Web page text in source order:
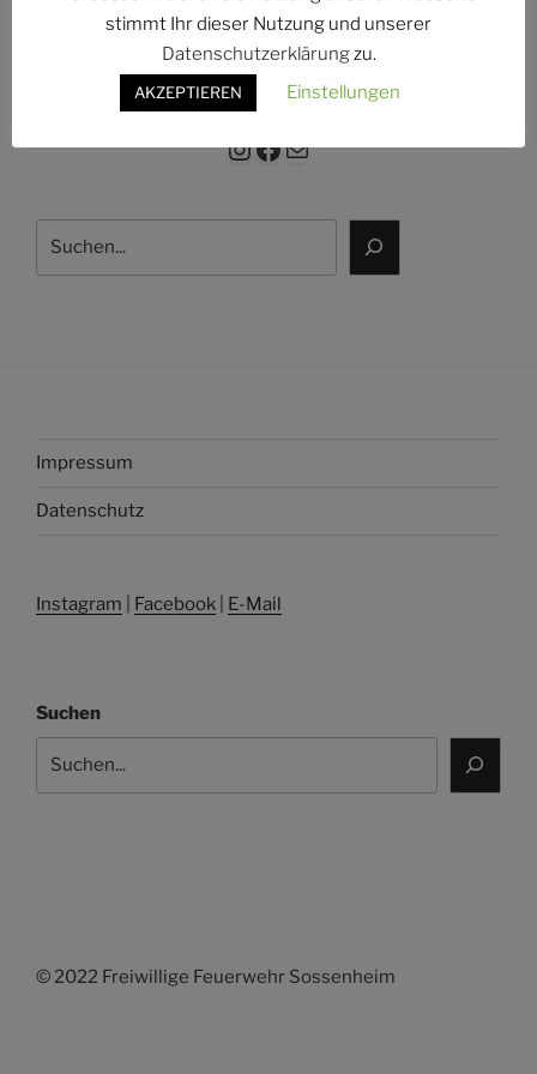
Instagram
Facebook
E-Mail
Impressum
Datenschutz
Instagram Facebook E-Mail
Suchen
© 2022 Freiwillige Feuerwehr Sossenheim
stimmt Ihr dieser Nutzung und unserer
Datenschutzerklärungzu.
AKZEPTIEREN Einstellungen